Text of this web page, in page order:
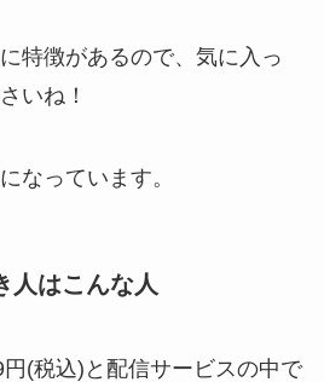
特徴があるので、気に入っ
いね！
なっています。
人はこんな人
(税込)と配信サービスの中で